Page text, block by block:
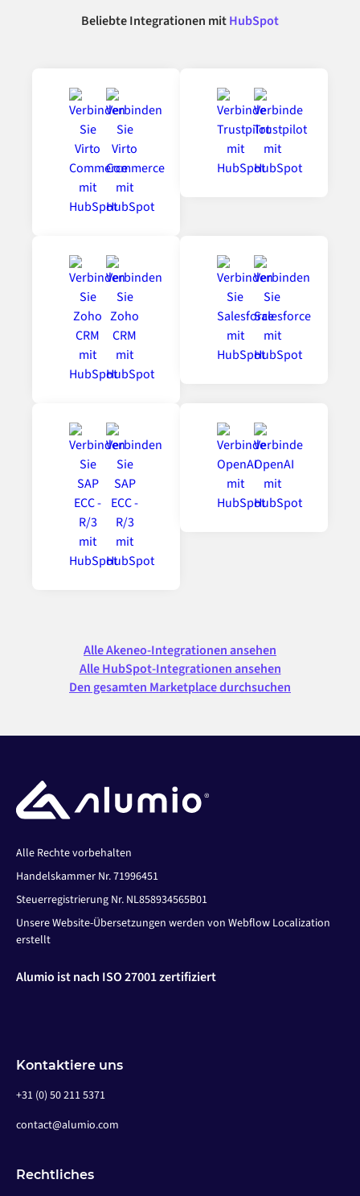
Beliebte Integrationen mitHubSpot
Alle Akeneo-Integrationen ansehen
Alle HubSpot-Integrationen ansehen
Den gesamten Marketplace durchsuchen
Alle Rechte vorbehalten
Handelskammer Nr. 71996451
Steuerregistrierung Nr. NL858934565B01
Unsere Website-Übersetzungen werden von Webflow Localization
erstellt
Alumio ist nach ISO 27001 zertifiziert
Kontaktiere uns
+31 (0) 50 211 5371
contact@alumio.com
Rechtliches